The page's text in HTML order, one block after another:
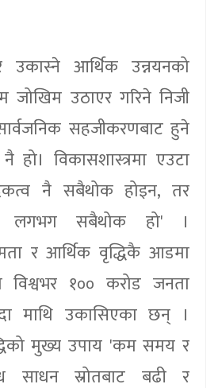
उकास्ने आर्थिक उन्नयनको
जोखिम उठाएर गरिने निजी
सहजीकरणबाट हुने
हो। विकासशास्त्रमा एउटा
नै सबैथोक होइन, तर
लगभग सबैथोक हो' ।
र आर्थिक वृद्धिकै आडमा
विश्वभर १०० करोड जनता
माथि उकासिएका छन् ।
मुख्य उपाय 'कम समय र
साधन स्रोतबाट बढी र